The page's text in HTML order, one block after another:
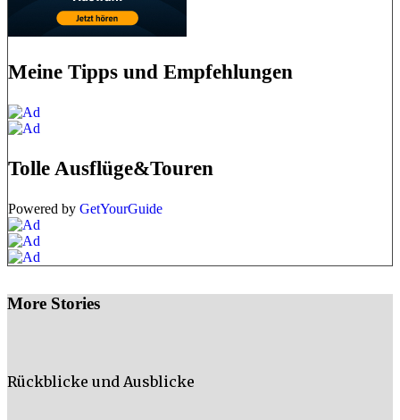
Meine Tipps und Empfehlungen
Tolle Ausflüge&Touren
Powered by GetYourGuide
More Stories
Rückblicke und Ausblicke